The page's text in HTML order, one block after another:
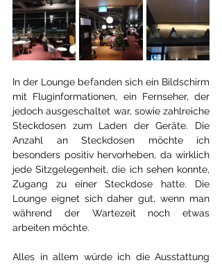
In der Lounge befanden sich ein Bildschirm
mit Fluginformationen, ein Fernseher, der
jedoch ausgeschaltet war, sowie zahlreiche
Steckdosen zum Laden der Geräte. Die
Anzahl an Steckdosen möchte ich
besonders positiv hervorheben, da wirklich
jede Sitzgelegenheit, die ich sehen konnte,
Zugang zu einer Steckdose hatte. Die
Lounge eignet sich daher gut, wenn man
während der Wartezeit noch etwas
arbeiten möchte.
Alles in allem würde ich die Ausstattung